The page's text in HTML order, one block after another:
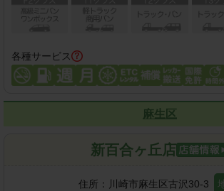
各種サービス
麻生区
新百合ヶ丘店
住所： 川崎市麻生区古沢30-3